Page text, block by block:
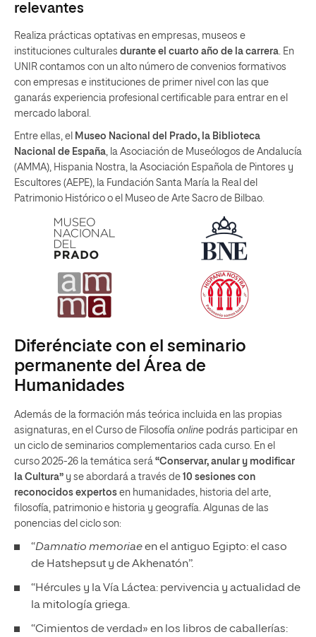
relevantes
Realiza prácticas optativas en empresas, museos e
instituciones culturales durante el cuarto año de la carrera. En
UNIR contamos con un alto número de convenios formativos
con empresas e instituciones de primer nivel con las que
ganarás experiencia profesional certificable para entrar en el
mercado laboral.
Entre ellas, el Museo Nacional del Prado, la Biblioteca
Nacional de España, la Asociación de Museólogos de Andalucía
(AMMA), Hispania Nostra, la Asociación Española de Pintores y
Escultores (AEPE), la Fundación Santa María la Real del
Patrimonio Histórico o el Museo de Arte Sacro de Bilbao.
Diferénciate con el seminario
permanente del Área de
Humanidades
Además de la formación más teórica incluida en las propias
asignaturas, en el Curso de Filosofía online podrás participar en
un ciclo de seminarios complementarios cada curso. En el
curso 2025-26 la temática será “Conservar, anular y modificar
la Cultura” y se abordará a través de 10 sesiones con
reconocidos expertos en humanidades, historia del arte,
filosofía, patrimonio e historia y geografía. Algunas de las
ponencias del ciclo son:
“Damnatio memoriaeen el antiguo Egipto: el caso
de Hatshepsut y de Akhenatón”.
“Hércules y la Vía Láctea: pervivencia y actualidad de
la mitología griega.
“Cimientos de verdad» en los libros de caballerías: